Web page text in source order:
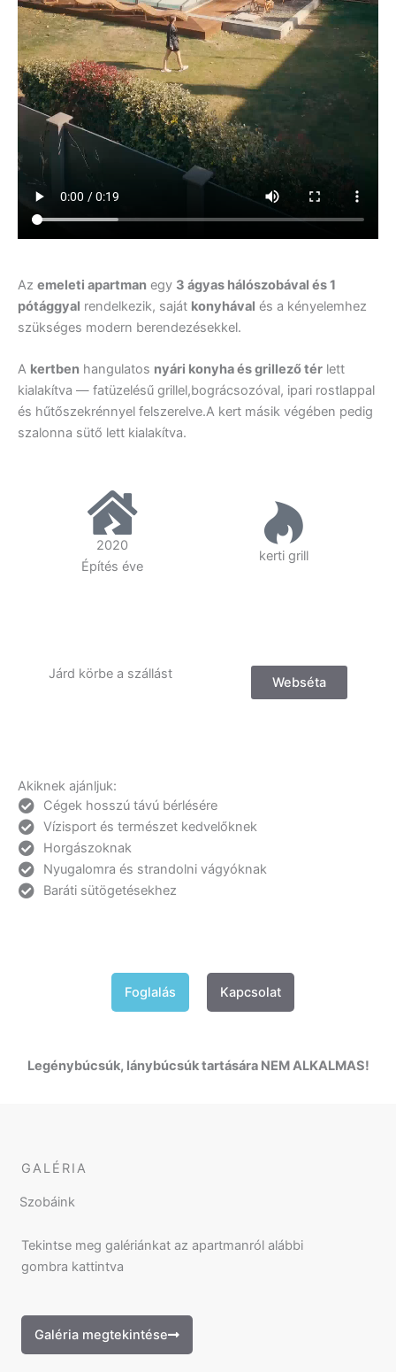
Az emeleti apartman egy 3 ágyas hálószobával és 1
pótággyal rendelkezik, saját konyhával és a kényelemhez
szükséges modern berendezésekkel.
A kertben hangulatos nyári konyha és grillező tér lett
kialakítva — fatüzelésű grillel,bográcsozóval, ipari rostlappal
és hűtőszekrénnyel felszerelve.A kert másik végében pedig
szalonna sütő lett kialakítva.
2020
Építés éve
kerti grill
Járd körbe a szállást
Webséta
Akiknek ajánljuk:
Cégek hosszú távú bérlésére
Vízisport és természet kedvelőknek
Horgászoknak
Nyugalomra és strandolni vágyóknak
Baráti sütögetésekhez
Foglalás Kapcsolat
Legénybúcsúk, lánybúcsúk tartására NEM ALKALMAS!
GALÉRIA
Szobáink
Tekintse meg galériánkat az apartmanról alábbi
gombra kattintva
Galéria megtekintése